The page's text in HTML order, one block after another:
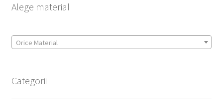
Alege material
Orice Material
Categorii